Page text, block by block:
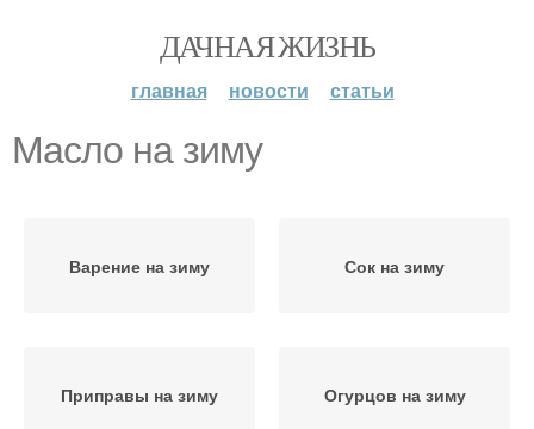
ДАЧНАЯ ЖИЗНЬ
главная новости статьи
Масло на зиму
Варение на зиму Сок на зиму
Приправы на зиму Огурцов на зиму